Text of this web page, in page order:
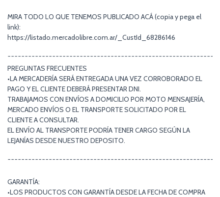
MIRA TODO LO QUE TENEMOS PUBLICADO ACÁ (copia y pega el
link):
https://listado.mercadolibre.com.ar/_CustId_68286146
PREGUNTAS FRECUENTES
•LA MERCADERÍA SERÁ ENTREGADA UNA VEZ CORROBORADO EL
PAGO Y EL CLIENTE DEBERÁ PRESENTAR DNI.
TRABAJAMOS CON ENVÍOS A DOMICILIO POR MOTO MENSAJERÍA,
MERCADO ENVÍOS O EL TRANSPORTE SOLICITADO POR EL
CLIENTE A CONSULTAR.
EL ENVÍO AL TRANSPORTE PODRÍA TENER CARGO SEGÚN LA
LEJANÍAS DESDE NUESTRO DEPOSITO.
GARANTÍA:
•LOS PRODUCTOS CON GARANTÍA DESDE LA FECHA DE COMPRA